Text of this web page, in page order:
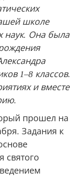
школе
наук. Она была
1–8 классов.
и вместе
прошел на
Задания к
святого